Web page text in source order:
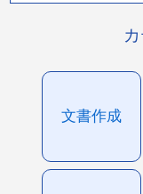
文書作成